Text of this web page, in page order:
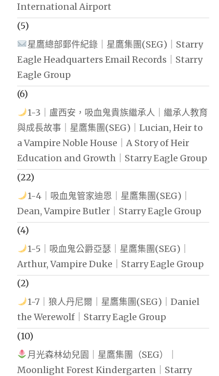
International Airport
(5)
星鷹總部郵件紀錄｜星鷹集團(SEG)｜Starry
Eagle Headquarters Email Records｜Starry
Eagle Group
(6)
1-3｜盧西安，吸血鬼貴族繼承人｜繼承人教育
與成長故事｜星鷹集團(SEG)｜Lucian, Heir to
a Vampire Noble House｜A Story of Heir
Education and Growth｜Starry Eagle Group
(22)
1-4｜吸血鬼管家迪恩｜星鷹集團(SEG)｜
Dean, Vampire Butler｜Starry Eagle Group
(4)
1-5｜吸血鬼公爵亞瑟｜星鷹集團(SEG)｜
Arthur, Vampire Duke｜Starry Eagle Group
(2)
1-7｜狼人丹尼爾｜星鷹集團(SEG)｜Daniel
the Werewolf｜Starry Eagle Group
(10)
月光森林幼兒園｜星鷹集團（SEG）｜
Moonlight Forest Kindergarten｜Starry